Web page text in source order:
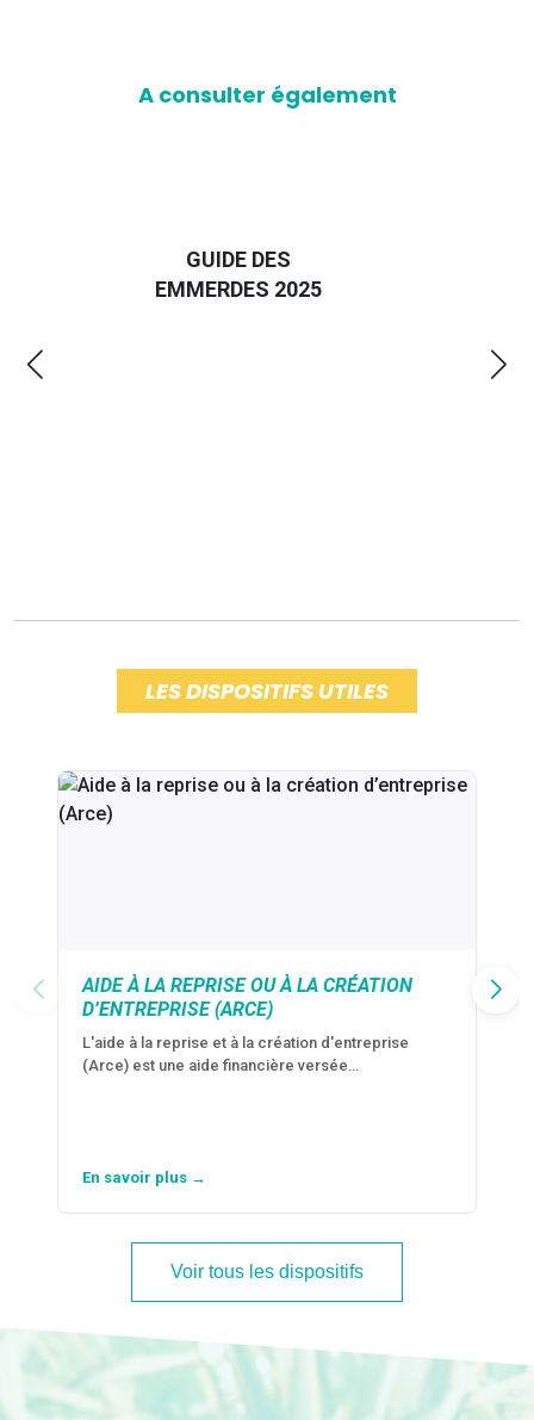
A consulter également
LOGEMENT" -
ÉDITION 2026
LES DISPOSITIFS UTILES
AIDE À LA REPRISE OU À LA CRÉATION
D’ENTREPRISE (ARCE)
L'aide à la reprise et à la création d'entreprise
(Arce) est une aide financière versée…
En savoir plus →
Voir tous les dispositifs